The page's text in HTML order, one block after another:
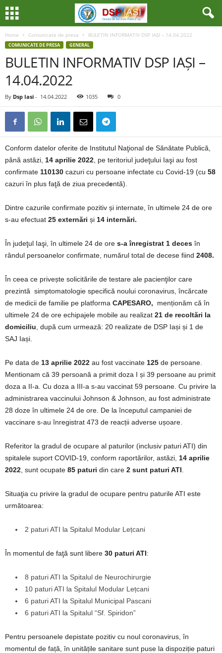
Home Comunicate de presa BULETIN INFORMATIV DSP IAȘI – 14.04.2022
COMUNICATE DE PRESA GENERAL
BULETIN INFORMATIV DSP IAȘI –
14.04.2022
By Dsp Iasi - 14.04.2022 1035 0
Conform datelor oferite de Institutul Naţional de Sănătate Publică,
până astăzi, 14 aprilie 2022 , pe teritoriul judeţului Iaşi au fost
confirmate 110130 cazuri cu persoane infectate cu Covid-19 (cu 58
cazuri în plus faţă de ziua precedentă).
Dintre cazurile confirmate pozitiv și internate, în ultimele 24 de ore
s-au efectuat 25 externări și 14 internări.
În judeţul Iaşi, în ultimele 24 de ore s-a înregistrat 1 deces în
rândul persoanelor confirmate, numărul total de decese fiind 2408.
În ceea ce privește solicitările de testare ale pacienţilor care
prezintă simptomatologie specifică noului coronavirus, încărcate
de medicii de familie pe platforma CAPESARO, menționăm că în
ultimele 24 de ore echipajele mobile au realizat 21 de recoltări la
domiciliu , după cum urmează: 20 realizate de DSP Iași și 1 de
SAJ Iași.
Pe data de 13 aprilie 2022 au fost vaccinate 125 de persoane.
Mentionam că 39 persoană a primit doza I și 39 persoane au primit
doza a II-a. Cu doza a III-a s-au vaccinat 59 persoane. Cu privire la
administrarea vaccinului Johnson & Johnson, au fost administrate
28 doze în ultimele 24 de ore. De la începutul campaniei de
vaccinare s-au înregistrat 473 de reacții adverse ușoare.
Referitor la gradul de ocupare al paturilor (inclusiv paturi ATI) din
spitalele suport COVID-19, conform raportărilor, astăzi, 14 aprilie
2022 , sunt ocupate 85 paturi din care 2 sunt paturi ATI
Situaţia cu privire la gradul de ocupare pentru paturile ATI este
următoarea:
2 paturi ATI la Spitalul Modular Lețcani
În momentul de faţă sunt libere 30 paturi ATI:
8 paturi ATI la Spitalul de Neurochirurgie
10 paturi ATI la Spitalul Modular Lețcani
6 paturi ATI la Spitalul Municipal Pascani
6 paturi ATI la Spitalul “Sf. Spiridon”
Pentru persoanele depistate pozitiv cu noul coronavirus, în
momentul de față, în unitățile sanitare sunt puse la dispoziție paturi